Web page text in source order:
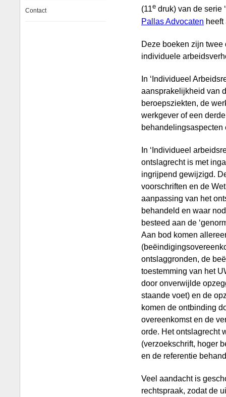
Contact
(11e druk) van de serie
Pallas Advocaten heeft
Deze boeken zijn
individuele
In ‘Individueel
aansprakelijkheid van
beroepsziekten, de
werkgever of een
behandelingsaspecten
In ‘Individueel
ontslagrecht is met
ingrijpend gewijzigd.
voorschriften en de
aanpassing van het
behandeld en waar
besteed aan de
Aan bod komen
ontslaggronden, de
toestemming van het
door onver­wijlde
staande voet) en de
komen de ontbinding
overeenkomst en de
orde. Het ontslagrecht
(verzoekschrift, hoger
en de referentie
Veel aandacht is
rechtspraak, zodat de